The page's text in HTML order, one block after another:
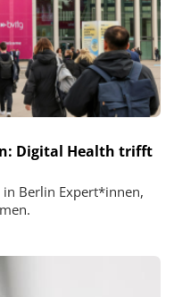
Digital Health trifft
Berlin Expert*innen,